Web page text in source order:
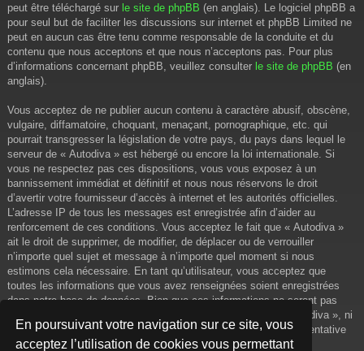
En poursuivant votre navigation sur ce site, vous
acceptez l’utilisation de cookies vous permettant
peut être téléchargé sur le site de phpBB (en anglais). Le logiciel phpBB a
pour seul but de faciliter les discussions sur internet et phpBB Limited ne
peut en aucun cas être tenu comme responsable de la conduite et du
contenu que nous acceptons et que nous n’acceptons pas. Pour plus
d’informations concernant phpBB, veuillez consulter le site de phpBB (en
anglais).
Vous acceptez de ne publier aucun contenu à caractère abusif, obscène,
vulgaire, diffamatoire, choquant, menaçant, pornographique, etc. qui
pourrait transgresser la législation de votre pays, du pays dans lequel le
serveur de « Autodiva » est hébergé ou encore la loi internationale. Si
vous ne respectez pas ces dispositions, vous vous exposez à un
bannissement immédiat et définitif et nous nous réservons le droit
d’avertir votre fournisseur d’accès à internet et les autorités officielles.
L’adresse IP de tous les messages est enregistrée afin d’aider au
renforcement de ces conditions. Vous acceptez le fait que « Autodiva »
ait le droit de supprimer, de modifier, de déplacer ou de verrouiller
n’importe quel sujet et message à n’importe quel moment si nous
estimons cela nécessaire. En tant qu’utilisateur, vous acceptez que
toutes les informations que vous avez renseignées soient enregistrées
dans notre base de données. Bien que ces informations ne seront pas
diffusées à une tierce partie sans votre consentement, ni « Autodiva », ni
phpBB, ne pourront être tenus comme responsables en cas de tentative
de piratage informatique visant à compromettre vos données.